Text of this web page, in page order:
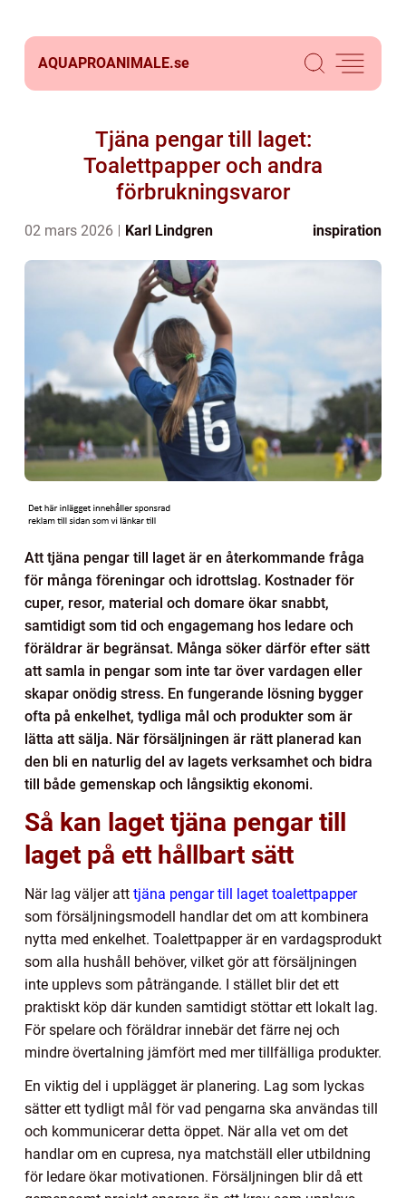
AQUAPROANIMALE.se
Tjäna pengar till laget:
Toalettpapper och andra
förbrukningsvaror
02 mars 2026 Karl Lindgren inspiration
Att tjäna pengar till laget är en återkommande fråga
för många föreningar och idrottslag. Kostnader för
cuper, resor, material och domare ökar snabbt,
samtidigt som tid och engagemang hos ledare och
föräldrar är begränsat. Många söker därför efter sätt
att samla in pengar som inte tar över vardagen eller
skapar onödig stress. En fungerande lösning bygger
ofta på enkelhet, tydliga mål och produkter som är
lätta att sälja. När försäljningen är rätt planerad kan
den bli en naturlig del av lagets verksamhet och bidra
till både gemenskap och långsiktig ekonomi.
Så kan laget tjäna pengar till
laget på ett hållbart sätt
När lag väljer att tjäna pengar till laget toalettpapper
som försäljningsmodell handlar det om att kombinera
nytta med enkelhet. Toalettpapper är en vardagsprodukt
som alla hushåll behöver, vilket gör att försäljningen
inte upplevs som påträngande. I stället blir det ett
praktiskt köp där kunden samtidigt stöttar ett lokalt lag.
För spelare och föräldrar innebär det färre nej och
mindre övertalning jämfört med mer tillfälliga produkter.
En viktig del i upplägget är planering. Lag som lyckas
sätter ett tydligt mål för vad pengarna ska användas till
och kommunicerar detta öppet. När alla vet om det
handlar om en cupresa, nya matchställ eller utbildning
för ledare ökar motivationen. Försäljningen blir då ett